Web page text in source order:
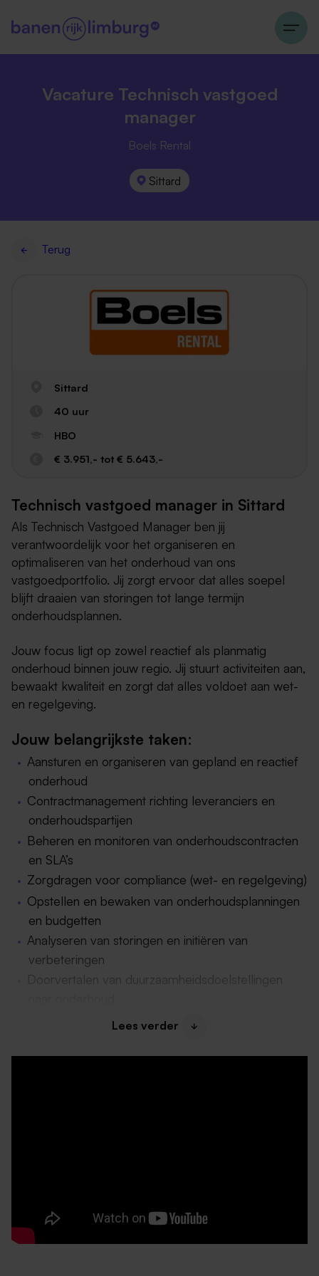
Vacature Technisch vastgoed
manager
Boels Rental
Sittard
Terug
Sittard
40 uur
HBO
€ 3.951,- tot € 5.643,-
Technisch vastgoed manager in Sittard
Als Technisch Vastgoed Manager ben jij
verantwoordelijk voor het organiseren en
optimaliseren van het onderhoud van ons
vastgoedportfolio. Jij zorgt ervoor dat alles soepel
blijft draaien van storingen tot lange termijn
onderhoudsplannen.
Jouw focus ligt op zowel reactief als planmatig
onderhoud binnen jouw regio. Jij stuurt activiteiten aan,
bewaakt kwaliteit en zorgt dat alles voldoet aan wet-
en regelgeving.
Jouw belangrijkste taken:
Aansturen en organiseren van gepland en reactief
onderhoud
Contractmanagement richting leveranciers en
onderhoudspartijen
Beheren en monitoren van onderhoudscontracten
en SLA’s
Zorgdragen voor compliance (wet- en regelgeving)
Opstellen en bewaken van onderhoudsplanningen
en budgetten
Analyseren van storingen en initiëren van
verbeteringen
Doorvertalen van duurzaamheidsdoelstellingen
Schakelen met interne stakeholders en
Beheren en actualiseren van technische dossiers
28 verlofdagen per jaar en de mogelijkheid om 5
dagen bij te kopen.
Lees verder